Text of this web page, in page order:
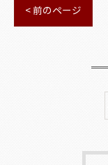
< 前のページ